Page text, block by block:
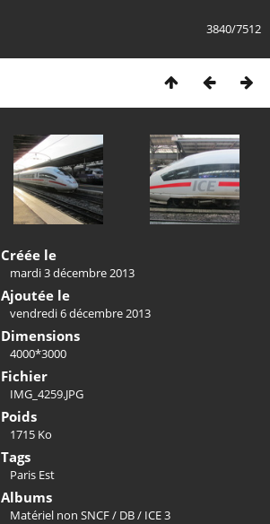
3840/7512
Créée le
mardi 3 décembre 2013
Ajoutée le
vendredi 6 décembre 2013
Dimensions
4000*3000
Fichier
IMG_4259.JPG
Poids
1715 Ko
Tags
Paris Est
Albums
Matériel non SNCF/ DB/ ICE 3